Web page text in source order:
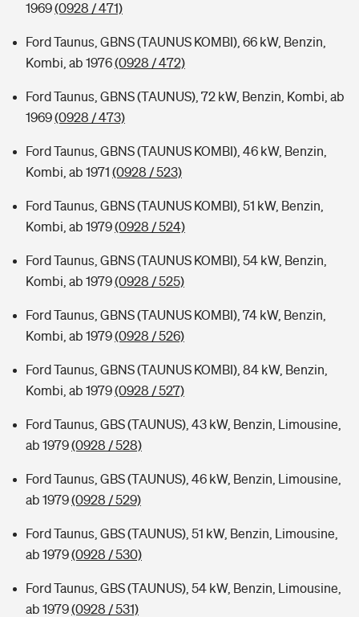
1969(0928 / 471)
Ford Taunus, GBNS (TAUNUS KOMBI), 66 kW, Benzin,
Kombi, ab 1976(0928 / 472)
Ford Taunus, GBNS (TAUNUS), 72 kW, Benzin, Kombi, ab
1969(0928 / 473)
Ford Taunus, GBNS (TAUNUS KOMBI), 46 kW, Benzin,
Kombi, ab 1971 (0928 / 523)
Ford Taunus, GBNS (TAUNUS KOMBI), 51 kW, Benzin,
Kombi, ab 1979(0928 / 524)
Ford Taunus, GBNS (TAUNUS KOMBI), 54 kW, Benzin,
Kombi, ab 1979(0928 / 525)
Ford Taunus, GBNS (TAUNUS KOMBI), 74 kW, Benzin,
Kombi, ab 1979(0928 / 526)
Ford Taunus, GBNS (TAUNUS KOMBI), 84 kW, Benzin,
Kombi, ab 1979(0928 / 527)
Ford Taunus, GBS (TAUNUS), 43 kW, Benzin, Limousine,
ab 1979(0928 / 528)
Ford Taunus, GBS (TAUNUS), 46 kW, Benzin, Limousine,
ab 1979(0928 / 529)
Ford Taunus, GBS (TAUNUS), 51 kW, Benzin, Limousine,
ab 1979(0928 / 530)
Ford Taunus, GBS (TAUNUS), 54 kW, Benzin, Limousine,
ab 1979(0928 / 531)